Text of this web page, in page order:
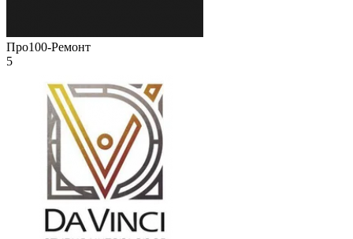
Про100-Ремонт
5